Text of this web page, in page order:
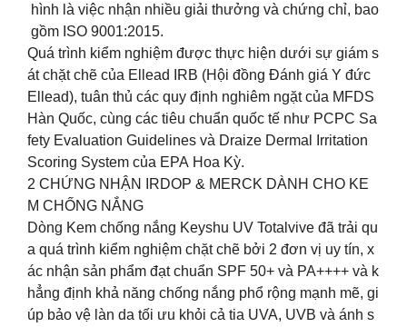
hình là việc nhận nhiều giải thưởng và chứng chỉ, bao
gồm ISO 9001:2015.
Quá trình kiểm nghiệm được thực hiện dưới sự giám s
át chặt chẽ của Ellead IRB (Hội đồng Đánh giá Y đức
Ellead), tuân thủ các quy định nghiêm ngặt của MFDS
Hàn Quốc, cùng các tiêu chuẩn quốc tế như PCPC Sa
fety Evaluation Guidelines và Draize Dermal Irritation
Scoring System của EPA Hoa Kỳ.
2️ CHỨNG NHẬN IRDOP & MERCK DÀNH CHO KE
M CHỐNG NẮNG
Dòng Kem chống nắng Keyshu UV Totalvive đã trải qu
a quá trình kiểm nghiệm chặt chẽ bởi 2 đơn vị uy tín, x
ác nhận sản phẩm đạt chuẩn SPF 50+ và PA++++ và k
hẳng định khả năng chống nắng phổ rộng mạnh mẽ, gi
úp bảo vệ làn da tối ưu khỏi cả tia UVA, UVB và ánh s